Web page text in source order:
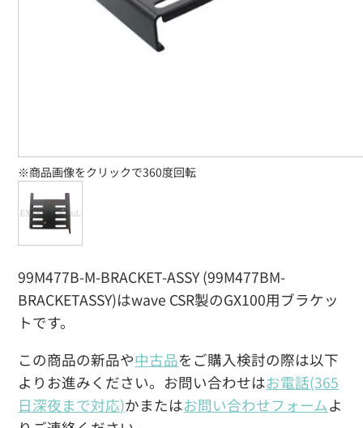
99M477B-M-BRACKET-ASSY (99M477BM-
BRACKETASSY)はwave CSR製のGX100用ブラケッ
トです。
この商品の新品や中古品をご購入検討の際は以下
よりお進みください。お問い合わせはお電話(365
日深夜まで対応)かまたはお問い合わせフォームよ
※商品画像をクリックで360度回転